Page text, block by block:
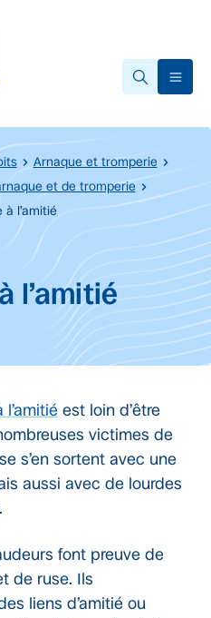
Arnaque et tromperie
et de tromperie
à l’amitié
l’amitié
l’amitié est loin d’être
victimes de
s’en sortent avec une
aussi avec de lourdes
font preuve de
de ruse. Ils
liens d’amitié ou